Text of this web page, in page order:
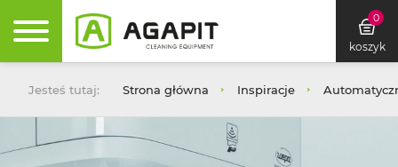
0
koszyk
Jesteś tutaj: Strona główna Inspiracje